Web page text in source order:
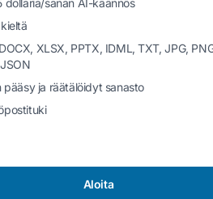
dollaria/sanan AI-käännös
XLSX, PPTX, IDML, TXT, JPG,
pääsy ja räätälöidyt sanasto
Aloita